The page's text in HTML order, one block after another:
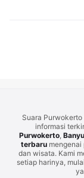
Suara
informasi
Purwokerto,
terbarumengenai
dan wisata. Kami
setiap harinya,